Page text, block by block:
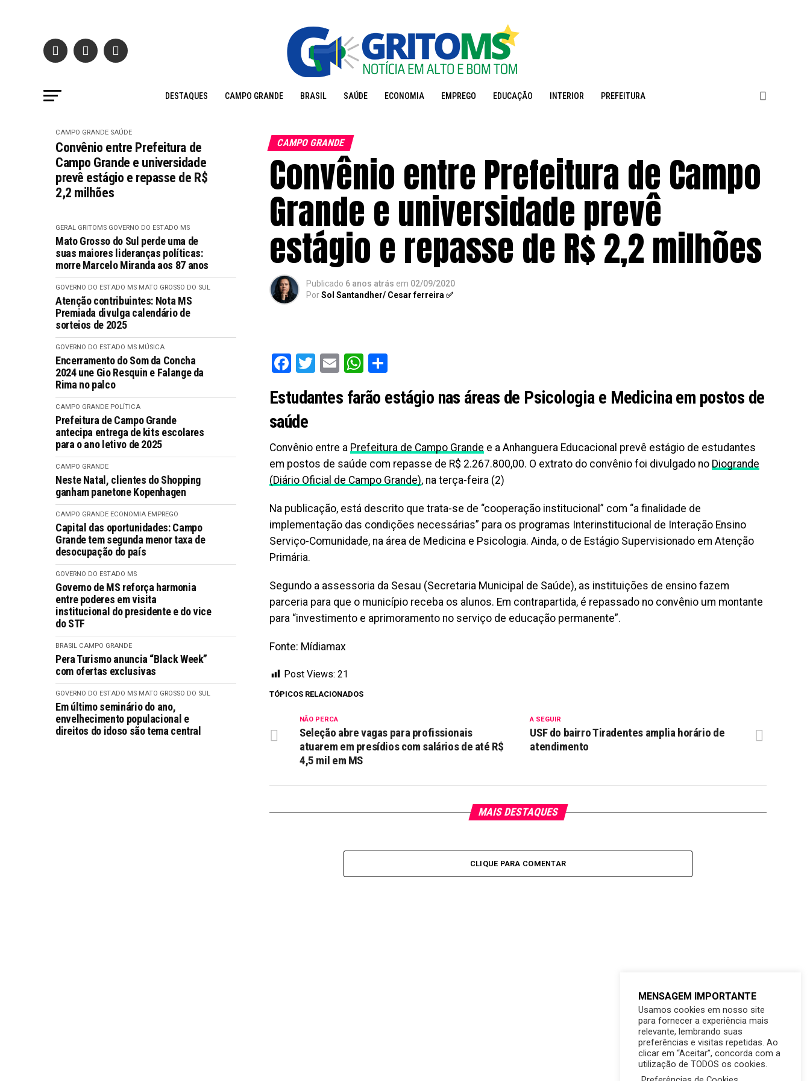
DESTAQUES CAMPO GRANDE BRASIL SAÚDE ECONOMIA EMPREGO EDUCAÇÃO INTERIOR PREFEITURA
CAMPO GRANDE SAÚDE
Convênio entre Prefeitura de
Campo Grande e universidade
prevê estágio e repasse de R$
2,2 milhões
GERAL GRITOMS GOVERNO DO ESTADO MS
Mato Grosso do Sul perde uma de
suas maiores lideranças políticas:
morre Marcelo Miranda aos 87 anos
GOVERNO DO ESTADO MS MATO GROSSO DO SUL
Atenção contribuintes: Nota MS
Premiada divulga calendário de
sorteios de 2025
GOVERNO DO ESTADO MS MÚSICA
Encerramento do Som da Concha
2024 une Gio Resquin e Falange da
Rima no palco
CAMPO GRANDE POLÍTICA
Prefeitura de Campo Grande
antecipa entrega de kits escolares
para o ano letivo de 2025
CAMPO GRANDE
Neste Natal, clientes do Shopping
ganham panetone Kopenhagen
CAMPO GRANDE ECONOMIA EMPREGO
Capital das oportunidades: Campo
Grande tem segunda menor taxa de
desocupação do país
GOVERNO DO ESTADO MS
Governo de MS reforça harmonia
entre poderes em visita
institucional do presidente e do vice
do STF
BRASIL CAMPO GRANDE
Pera Turismo anuncia “Black Week”
com ofertas exclusivas
GOVERNO DO ESTADO MS MATO GROSSO DO SUL
Em último seminário do ano,
envelhecimento populacional e
direitos do idoso são tema central
CAMPO GRANDE
Convênio entre Prefeitura de Campo
Grande e universidade prevê
estágio e repasse de R$ 2,2 milhões
Publicado 6 anos atrás em 02/09/2020
PorSol Santandher/ Cesar ferreira ✅
Facebook
Twitter
EmailWhatsApp
Estudantes farão estágio nas áreas de Psicologia e Medicina em postos de
saúde
Convênio entre a Prefeitura de Campo Grande e a Anhanguera Educacional prevê estágio de estudantes
em postos de saúde com repasse de R$ 2.267.800,00. O extrato do convênio foi divulgado no Diogrande
(Diário Oficial de Campo Grande), na terça-feira (2)
Na publicação, está descrito que trata-se de “cooperação institucional” com “a finalidade de
implementação das condições necessárias” para os programas Interinstitucional de Interação Ensino
Serviço-Comunidade, na área de Medicina e Psicologia. Ainda, o de Estágio Supervisionado em Atenção
Primária.
Segundo a assessoria da Sesau (Secretaria Municipal de Saúde), as instituições de ensino fazem
parceria para que o município receba os alunos. Em contrapartida, é repassado no convênio um montante
para “investimento e aprimoramento no serviço de educação permanente”.
Fonte: Mídiamax
Post Views: 21
TÓPICOS RELACIONADOS
A SEGUIR
USF do bairro Tiradentes amplia horário de
atendimento
NÃO PERCA
Seleção abre vagas para profissionais
atuarem em presídios com salários de até R$
4,5 mil em MS
MAIS DESTAQUES
CLIQUE PARA COMENTAR
MENSAGEM IMPORTANTE
Usamos cookies em nosso site
para fornecer a experiência mais
relevante, lembrando suas
preferências e visitas repetidas. Ao
clicar em “Aceitar”, concorda com a
utilização de TODOS os cookies.